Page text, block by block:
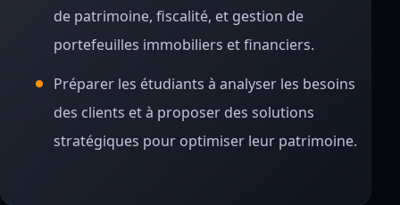
de patrimoine, fiscalité, et gestion de
portefeuilles immobiliers et financiers.
Préparer les étudiants à analyser les besoins
des clients et à proposer des solutions
stratégiques pour optimiser leur patrimoine.